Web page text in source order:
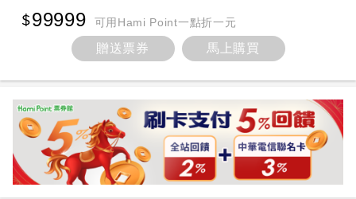
99999 可用Hami Point一點折一元
贈送票券 馬上購買